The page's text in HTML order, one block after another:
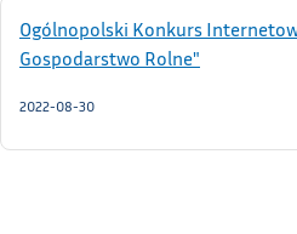
Ogólnopolski Konkurs
Gospodarstwo Rolne"
2022-08-30